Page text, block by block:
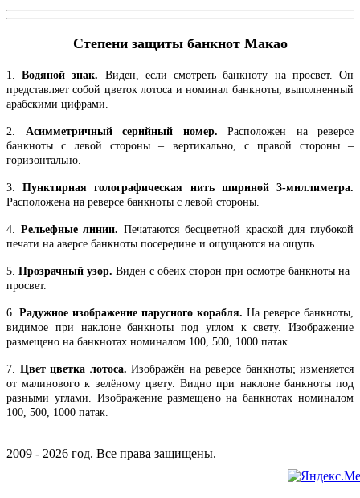
Степени защиты банкнот Макао
1.Водяной знак. Виден, если смотреть банкноту на просвет. Он
представляет собой цветок лотоса и номинал банкноты, выполненный
арабскими цифрами.
2. Асимметричный серийный номер. Расположен на реверсе
банкноты с левой стороны – вертикально, с правой стороны –
горизонтально.
3.Пунктирная голографическая нить шириной 3-миллиметра.
Расположена на реверсе банкноты с левой стороны.
4. Рельефные линии. Печатаются бесцветной краской для глубокой
печати на аверсе банкноты посередине и ощущаются на ощупь.
5. Прозрачный узор. Виден с обеих сторон при осмотре банкноты на
просвет.
6. Радужное изображение парусного корабля. На реверсе банкноты,
видимое при наклоне банкноты под углом к свету. Изображение
размещено на банкнотах номиналом 100, 500, 1000 патак.
7. Цвет цветка лотоса. Изображён на реверсе банкноты; изменяется
от малинового к зелёному цвету. Видно при наклоне банкноты под
разными углами. Изображение размещено на банкнотах номиналом
100, 500, 1000 патак.
2009 - 2026 год. Все права защищены.